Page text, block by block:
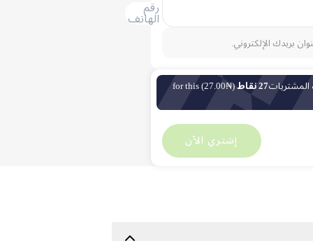
رقم
الهاتف
بريدك الإلكتروني.
27 نقاط (₦27.00) for this
5,453
₦
إشتري الآن